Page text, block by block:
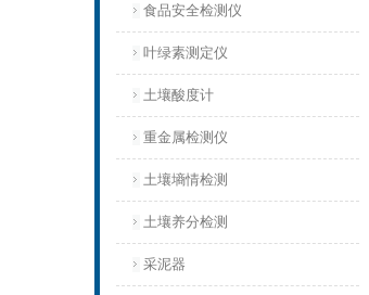
食品安全检测仪
叶绿素测定仪
土壤酸度计
重金属检测仪
土壤墒情检测
土壤养分检测
采泥器